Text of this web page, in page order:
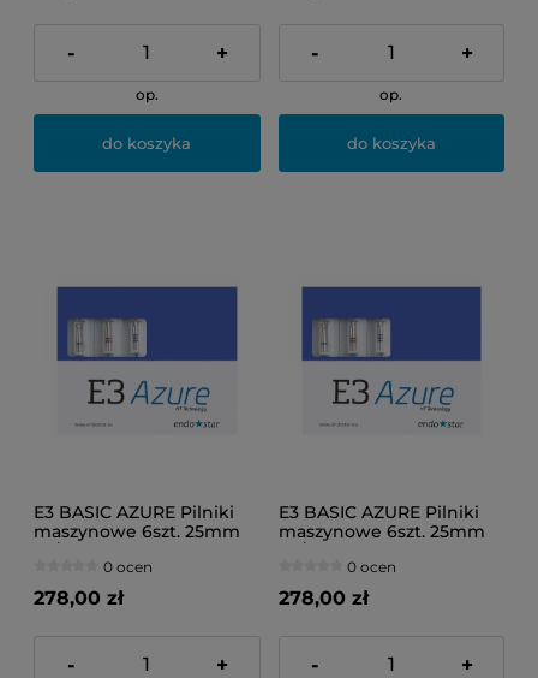
- +
op.
do koszyka
- +
op.
do koszyka
E3 BASIC AZURE Pilniki
maszynowe 6szt. 25mm
0 ocen
278,00 zł
- +
E3 BASIC AZURE Pilniki
maszynowe 6szt. 25mm
0 ocen
278,00 zł
- +